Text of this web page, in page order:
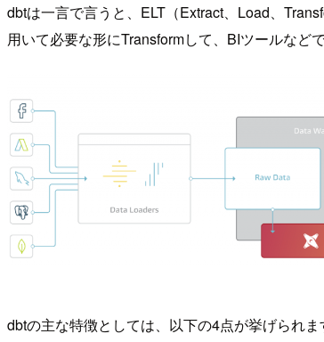
dbtは一言で言うと、ELT（Extract、Load、
用いて必要な形にTransformして、BIツールなど
dbtの主な特徴としては、以下の4点が挙げられま